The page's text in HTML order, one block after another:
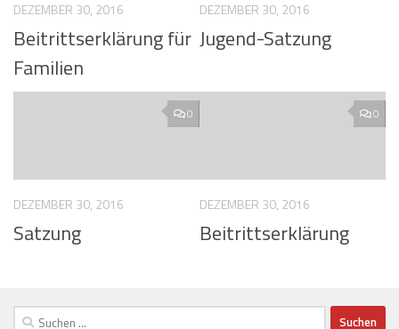
DEZEMBER 30, 2016
Beitrittserklärung für
Familien
DEZEMBER 30, 2016
Jugend-Satzung
0
DEZEMBER 30, 2016
Satzung
0
DEZEMBER 30, 2016
Beitrittserklärung
Suchen